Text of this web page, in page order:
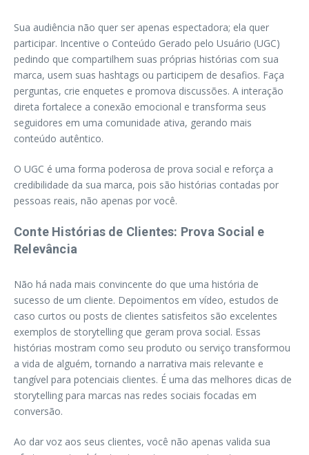
Sua audiência não quer ser apenas espectadora; ela quer
participar. Incentive o Conteúdo Gerado pelo Usuário (UGC)
pedindo que compartilhem suas próprias histórias com sua
marca, usem suas hashtags ou participem de desafios. Faça
perguntas, crie enquetes e promova discussões. A interação
direta fortalece a conexão emocional e transforma seus
seguidores em uma comunidade ativa, gerando mais
conteúdo autêntico.
O UGC é uma forma poderosa de prova social e reforça a
credibilidade da sua marca, pois são histórias contadas por
pessoas reais, não apenas por você.
Conte Histórias de Clientes: Prova Social e
Relevância
Não há nada mais convincente do que uma história de
sucesso de um cliente. Depoimentos em vídeo, estudos de
caso curtos ou posts de clientes satisfeitos são excelentes
exemplos de storytelling que geram prova social. Essas
histórias mostram como seu produto ou serviço transformou
a vida de alguém, tornando a narrativa mais relevante e
tangível para potenciais clientes. É uma das melhores dicas de
storytelling para marcas nas redes sociais focadas em
conversão.
Ao dar voz aos seus clientes, você não apenas valida sua